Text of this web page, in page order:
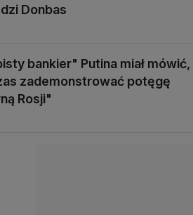
Donbas
bankier" Putina miał mówić,
zademonstrować potęgę
Rosji"